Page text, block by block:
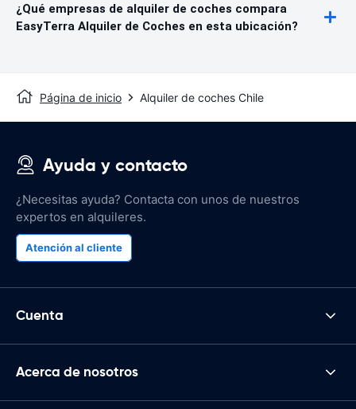
¿Qué empresas de alquiler de coches compara
EasyTerra Alquiler de Coches en esta ubicación?
Página de inicio Alquiler de coches Chile
Ayuda y contacto
¿Necesitas ayuda? Contacta con unos de nuestros
expertos en alquileres.
Atención al cliente
Cuenta
Acerca de nosotros